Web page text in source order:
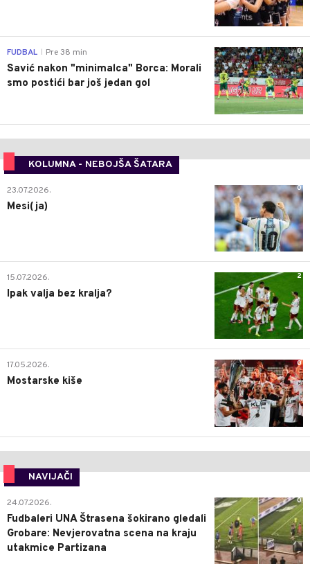
0
FUDBAL Pre 38 min
Savić nakon "minimalca" Borca: Morali
smo postići bar još jedan gol
KOLUMNA - NEBOJŠA ŠATARA
0
23.07.2026.
Mesi(ja)
2
15.07.2026.
Ipak valja bez kralja?
0
17.05.2026.
Mostarske kiše
NAVIJAČI
0
24.07.2026.
Fudbaleri UNA Štrasena šokirano gledali
Grobare: Nevjerovatna scena na kraju
utakmice Partizana